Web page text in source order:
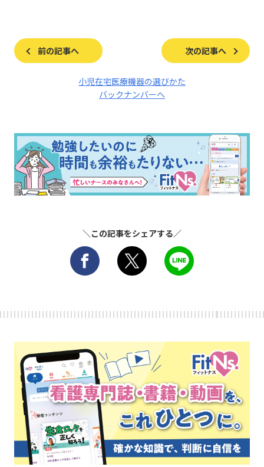
前の記事へ 次の記事へ
小児在宅医療機器の選びかた
バックナンバーへ
＼この記事をシェアする／